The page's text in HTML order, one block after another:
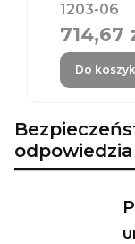
1203-06
Cena
714,67
Do